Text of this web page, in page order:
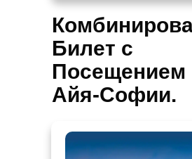
Билет с
Посещением
Айя-Софии.